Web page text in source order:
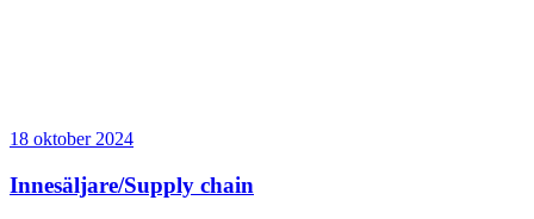
18 oktober 2024
Innesäljare/Supply chain